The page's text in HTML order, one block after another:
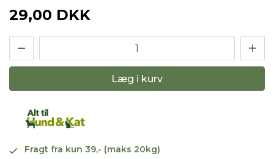
29,00 DKK
Læg i kurv
Fragt fra kun 39,- (maks 20kg)